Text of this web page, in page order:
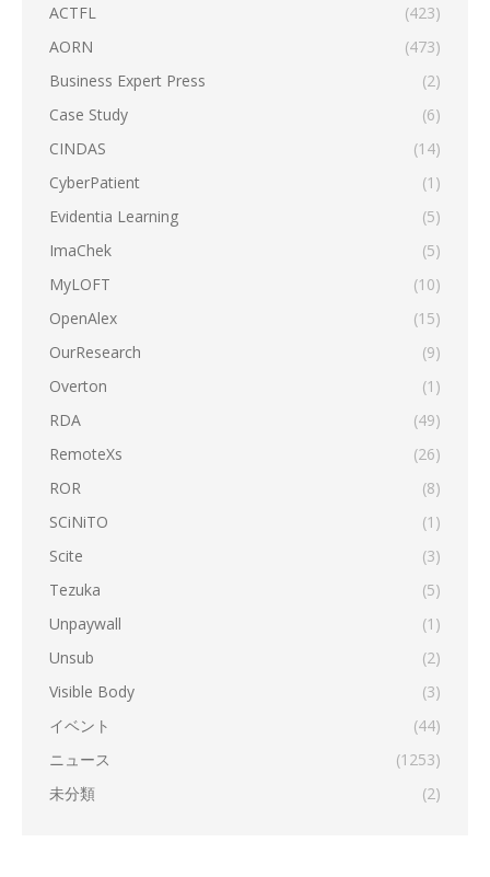
ACTFL
(423)
AORN
(473)
Business Expert Press
(2)
Case Study
(6)
CINDAS
(14)
CyberPatient
(1)
Evidentia Learning
(5)
ImaChek
(5)
MyLOFT
(10)
OpenAlex
(15)
OurResearch
(9)
Overton
(1)
RDA
(49)
RemoteXs
(26)
ROR
(8)
SCiNiTO
(1)
Scite
(3)
Tezuka
(5)
Unpaywall
(1)
Unsub
(2)
Visible Body
(3)
イベント
(44)
ニュース
(1253)
未分類
(2)